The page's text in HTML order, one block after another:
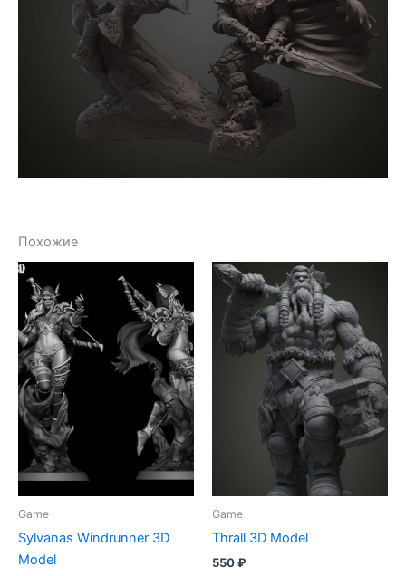
Похожие
Game
Sylvanas Windrunner 3D
Model
Game
Thrall 3D Model
550₽